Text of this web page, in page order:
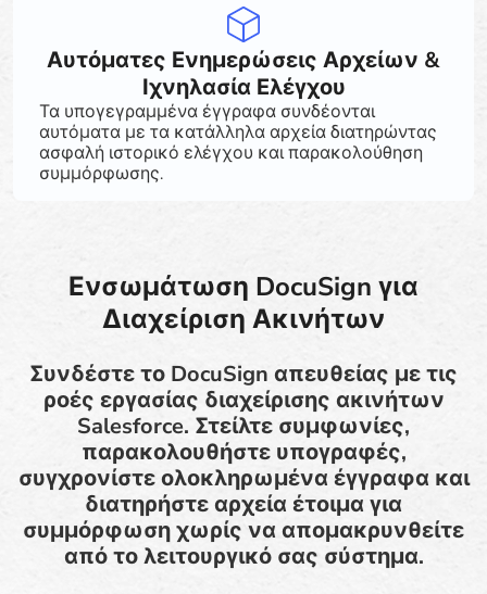
Αυτόματες Ενημερώσεις Αρχείων &
Ιχνηλασία Ελέγχου
Τα υπογεγραμμένα έγγραφα συνδέονται
αυτόματα με τα κατάλληλα αρχεία διατηρώντας
ασφαλή ιστορικό ελέγχου και παρακολούθηση
συμμόρφωσης.
Ενσωμάτωση DocuSign για
Διαχείριση Ακινήτων
Συνδέστε το DocuSign απευθείας με τις
ροές εργασίας διαχείρισης ακινήτων
Salesforce. Στείλτε συμφωνίες,
παρακολουθήστε υπογραφές,
συγχρονίστε ολοκληρωμένα έγγραφα και
διατηρήστε αρχεία έτοιμα για
συμμόρφωση χωρίς να απομακρυνθείτε
από το λειτουργικό σας σύστημα.